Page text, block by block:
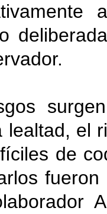
lealtad, el
de